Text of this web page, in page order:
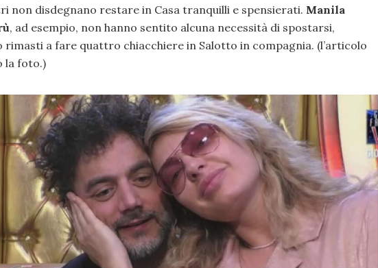
non disdegnano restare in Casa tranquilli e spensierati. Manila
, ad esempio, non hanno sentito alcuna necessità di spostarsi,
a fare quattro chiacchiere in Salotto in compagnia. (l’articolo
la foto.)